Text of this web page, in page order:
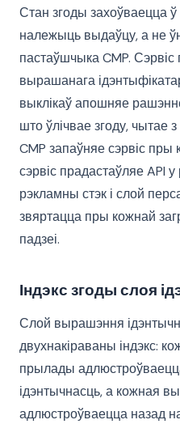
Стан згоды захоўваецца ў
належыць выдаўцу, а не
пастаўшчыка CMP.
вырашанага
выклікаў апошняе
што ўлічвае згоду, чытае
CMP запаўняе сэрвіс
сэрвіс прадастаўляе API
рэкламны стэк і слой
звяртацца пры кожнай
падзеі.
Індэкс згоды слоя
Слой вырашэння
двухнакіраваны індэкс:
прылады
ідэнтычнасць, а кожная
адлюстроўваецца назад